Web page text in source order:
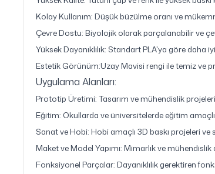
Kolay Kullanım: Düşük büzülme oranı ve
Çevre Dostu: Biyolojik olarak parçalanabilir ve
Yüksek Dayanıklılık: Standart PLA'ya göre daha
Estetik Görünüm:Uzay Mavisi rengi ile temiz ve
Uygulama Alanları:
Prototip Üretimi: Tasarım ve mühendislik
Eğitim: Okullarda ve üniversitelerde eğitim amaçlı
Sanat ve Hobi: Hobi amaçlı 3D baskı projeleri ve
Maket ve Model Yapımı: Mimarlık ve
Fonksiyonel Parçalar: Dayanıklılık gerektiren